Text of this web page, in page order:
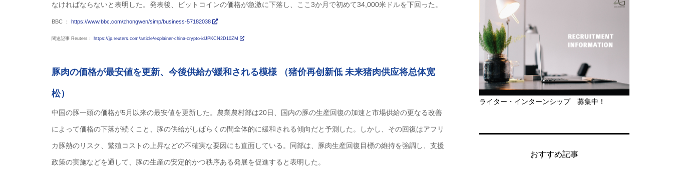
なければならないと表明した。発表後、ビットコインの価格が急激に下落し、ここ3か月で初めて34,000米ドルを下回った。
BBC ： https://www.bbc.com/zhongwen/simp/business-57182038
関連記事 Reuters： https://jp.reuters.com/article/explainer-china-crypto-idJPKCN2D10ZM
豚肉の価格が最安値を更新、今後供給が緩和される模様 （猪价再创新低 未来猪肉供应将总体宽
松）
中国の豚一頭の価格が5月以来の最安値を更新した。農業農村部は20日、国内の豚の生産回復の加速と市場供給の更なる改善
によって価格の下落が続くこと、豚の供給がしばらくの間全体的に緩和される傾向だと予測した。しかし、その回復はアフリ
カ豚熱のリスク、繁殖コストの上昇などの不確実な要因にも直面している。同部は、豚肉生産回復目標の維持を強調し、支援
政策の実施などを通して、豚の生産の安定的かつ秩序ある発展を促進すると表明した。
ライター・インターンシップ 募集中！
おすすめ記事